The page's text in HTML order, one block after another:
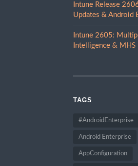
Intune Release
Updates & Android
Intune 2605:
Intelligence & MHS
TAGS
#AndroidEnterprise
Android Enterprise
AppConfiguration